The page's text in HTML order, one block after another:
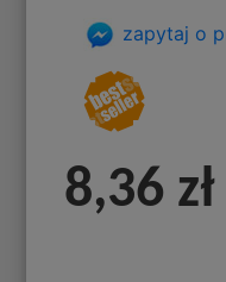
zapytaj o
8,36 zł